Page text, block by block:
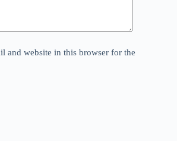
and website in this browser for the